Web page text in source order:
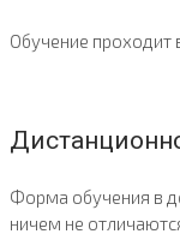
Обучение проходит
Форма обучения в
ничем не